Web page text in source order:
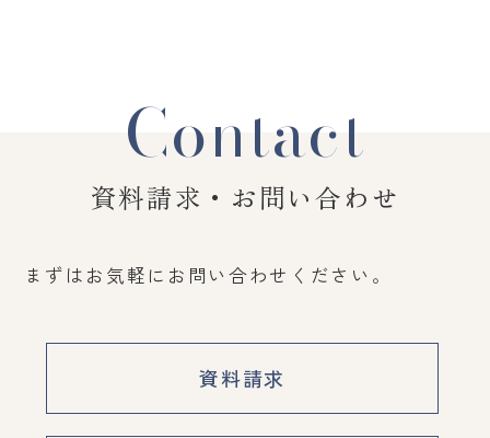
Contact
資料請求・お問い合わせ
まずはお気軽にお問い合わせください。
資料請求